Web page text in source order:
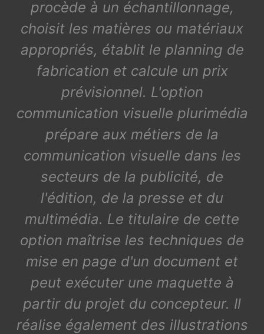
procède à un échantillonnage,
choisit les matières ou matériaux
appropriés, établit le planning de
fabrication et calcule un prix
prévisionnel. L'option
communication visuelle plurimédia
prépare aux métiers de la
communication visuelle dans les
secteurs de la publicité, de
l'édition, de la presse et du
multimédia. Le titulaire de cette
option maîtrise les techniques de
mise en page d'un document et
peut exécuter une maquette à
partir du projet du concepteur. Il
réalise également des illustrations